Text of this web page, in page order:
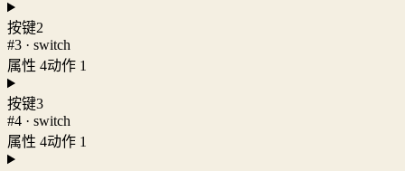
按键2
#3 · switch
属性 4动作 1
按键3
#4 · switch
属性 4动作 1